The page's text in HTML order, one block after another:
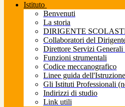
Istituto
Benvenuti
La storia
DIRIGENTE
Collaboratori del
Direttore Servizi
Funzioni strumentali
Codice meccanografico
Linee guida
Gli Istituti Professionali
Indirizzi di studio
Link utili